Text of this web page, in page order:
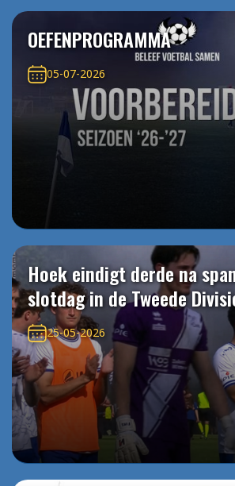
OEFENPROGRAMMA
05-07-2026
Hoek eindigt derde na
slotdag in de Tweede
25-05-2026